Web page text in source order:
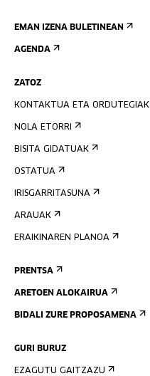
EMAN IZENA BULETINEAN
AGENDA
ZATOZ
KONTAKTUA ETA ORDUTEGIAK
NOLA ETORRI
BISITA GIDATUAK
OSTATUA
IRISGARRITASUNA
ARAUAK
ERAIKINAREN PLANOA
PRENTSA
ARETOEN ALOKAIRUA
BIDALI ZURE PROPOSAMENA
GURI BURUZ
EZAGUTU GAITZAZU